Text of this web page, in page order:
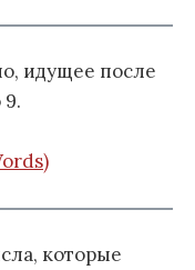
идущее после
которые